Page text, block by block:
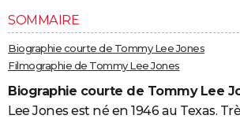
LIFESTYLE
Art de vivre
Bien-être
Loisirs
Mode
Modes de vie
+SANTE
Alimentation
Guide de la santé
Maladies
Médicaments
Sommeil
+VOYAGE
SOMMAIRE
Biographie courte de Tommy Lee Jones
Filmographie de Tommy Lee Jones
Biographie courte de Tommy Lee
Lee Jones est né en 1946 au Texas.